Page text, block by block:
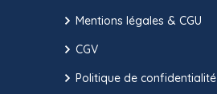
Mentions légales & CGU
CGV
Politique de confidentialité